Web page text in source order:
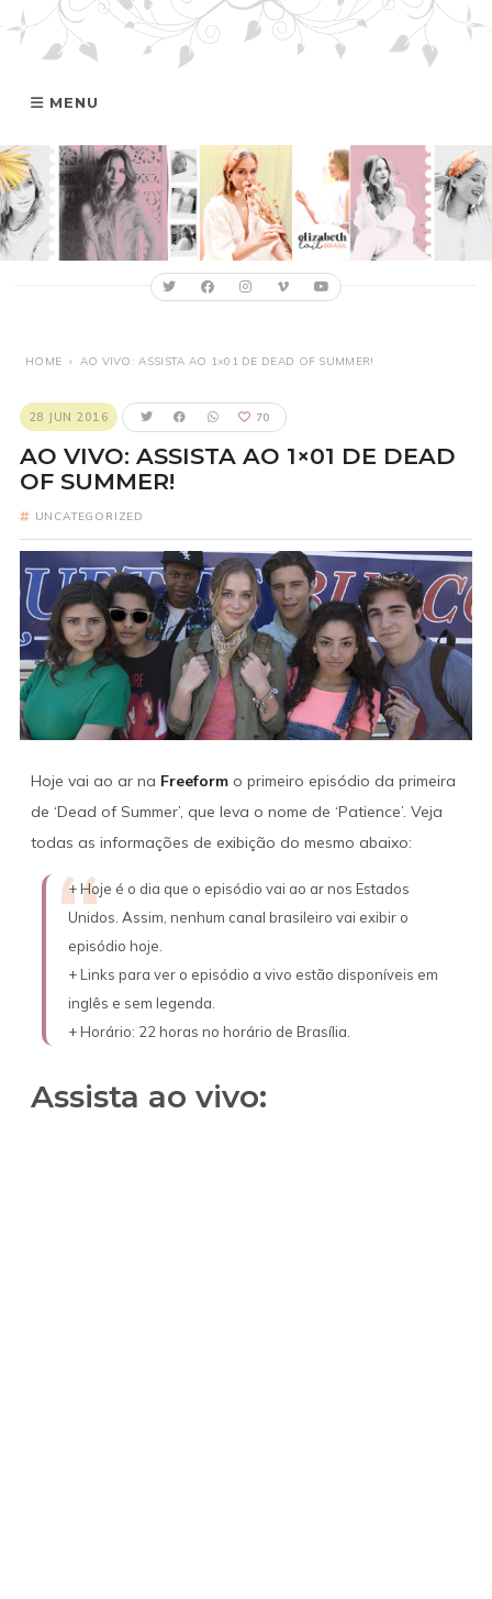
MENU
HOME
GALERIA
ONLINE
HOME › AO VIVO: ASSISTA AO 1×01 DE DEAD OF SUMMER!
28 JUN 2016 70
AO VIVO: ASSISTA AO 1×01 DE DEAD
OF SUMMER!
UNCATEGORIZED
Hoje vai ao ar na Freeformo primeiro episódio da primeira
de ‘Dead of Summer’, que leva o nome de ‘Patience’. Veja
todas as informações de exibição do mesmo abaixo:
+ Hoje é o dia que o episódio vai ao ar nos Estados
Unidos. Assim, nenhum canal brasileiro vai exibir o
episódio hoje.
+ Links para ver o episódio a vivo estão disponíveis em
inglês e sem legenda.
+ Horário: 22 horas no horário de Brasília.
Assista ao vivo: